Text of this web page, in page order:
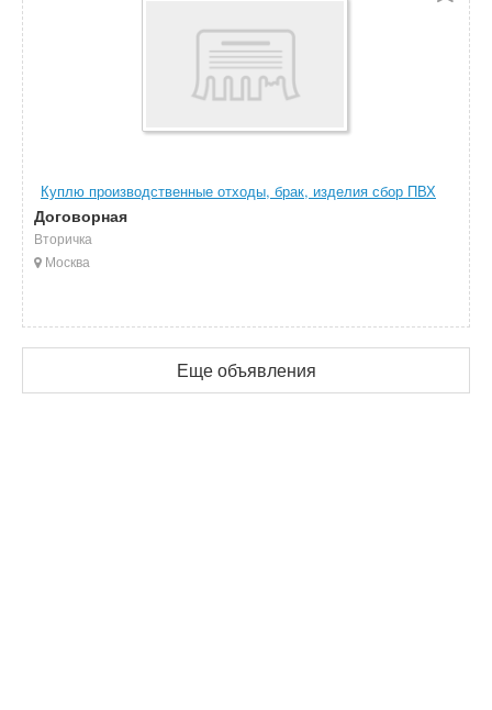
Куплю производственные отходы, брак, изделия сбор ПВХ
Договорная
Вторичка
Москва
Еще объявления